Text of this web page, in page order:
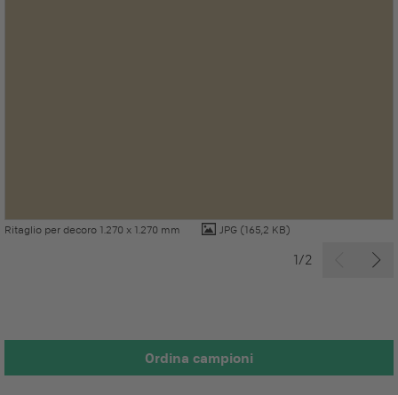
Ritaglio per decoro 1.270 x 1.270 mm JPG (165,2 KB)
1/2
Ordina campioni